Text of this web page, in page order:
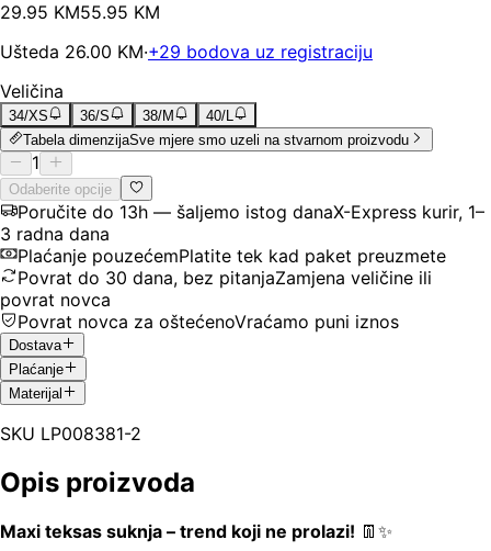
29.95 KM55.95 KM
Ušteda 26.00 KM·+29 bodova uz registraciju
Veličina
34/XS 36/S 38/M
40/L
Tabela dimenzijaSve mjere smo uzeli na stvarnom proizvodu
1
Odaberite opcije
Poručite do 13h — šaljemo istog danaX-Express kurir, 1–
3 radna dana
Plaćanje pouzećemPlatite tek kad paket preuzmete
Povrat do 30 dana, bez pitanjaZamjena veličine ili
povrat novca
Povrat novca za oštećenoVraćamo puni iznos
Dostava
Plaćanje
Materijal
SKU LP008381-2
Opis proizvoda
Maxi teksas suknja – trend koji ne prolazi! 👖✨